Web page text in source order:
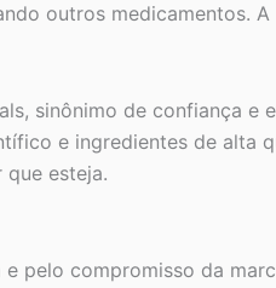
outros medicamentos. A
sinônimo de confiança e
e ingredientes de alta
esteja.
pelo compromisso da